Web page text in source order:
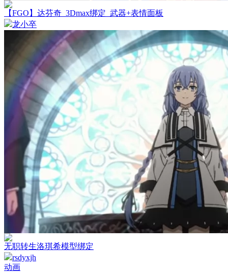
【FGO】达芬奇_3Dmax绑定_武器+表情面板
龙小卒
无职转生洛琪希模型绑定
rsdyxjh
动画